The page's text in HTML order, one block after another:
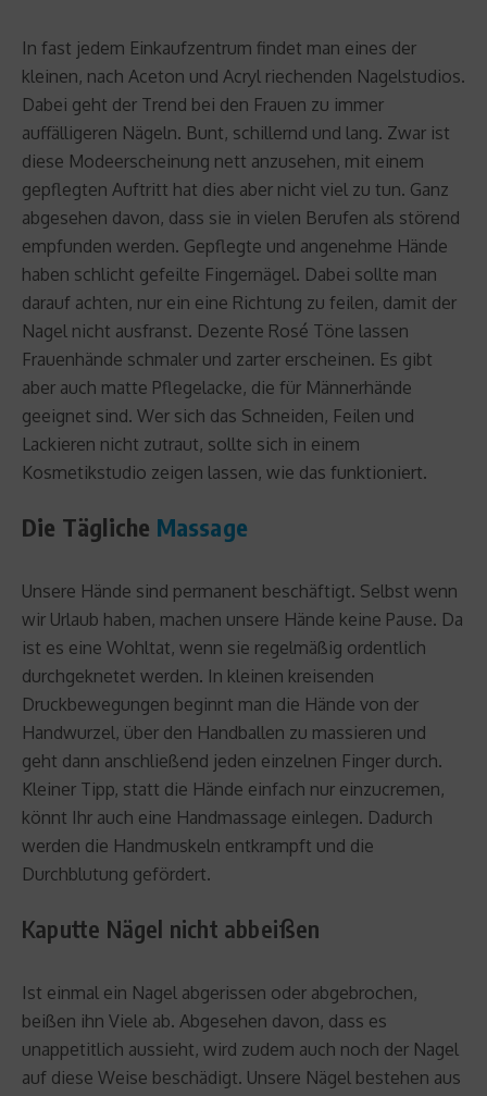
In fast jedem Einkaufzentrum findet man eines der
kleinen, nach Aceton und Acryl riechenden Nagelstudios.
Dabei geht der Trend bei den Frauen zu immer
auffälligeren Nägeln. Bunt, schillernd und lang. Zwar ist
diese Modeerscheinung nett anzusehen, mit einem
gepflegten Auftritt hat dies aber nicht viel zu tun. Ganz
abgesehen davon, dass sie in vielen Berufen als störend
empfunden werden. Gepflegte und angenehme Hände
haben schlicht gefeilte Fingernägel. Dabei sollte man
darauf achten, nur ein eine Richtung zu feilen, damit der
Nagel nicht ausfranst. Dezente Rosé Töne lassen
Frauenhände schmaler und zarter erscheinen. Es gibt
aber auch matte Pflegelacke, die für Männerhände
geeignet sind. Wer sich das Schneiden, Feilen und
Lackieren nicht zutraut, sollte sich in einem
Kosmetikstudio zeigen lassen, wie das funktioniert.
Die Tägliche Massage
Unsere Hände sind permanent beschäftigt. Selbst wenn
wir Urlaub haben, machen unsere Hände keine Pause. Da
ist es eine Wohltat, wenn sie regelmäßig ordentlich
durchgeknetet werden. In kleinen kreisenden
Druckbewegungen beginnt man die Hände von der
Handwurzel, über den Handballen zu massieren und
geht dann anschließend jeden einzelnen Finger durch.
Kleiner Tipp, statt die Hände einfach nur einzucremen,
könnt Ihr auch eine Handmassage einlegen. Dadurch
werden die Handmuskeln entkrampft und die
Durchblutung gefördert.
Kaputte Nägel nicht abbeißen
Ist einmal ein Nagel abgerissen oder abgebrochen,
beißen ihn Viele ab. Abgesehen davon, dass es
unappetitlich aussieht, wird zudem auch noch der Nagel
auf diese Weise beschädigt. Unsere Nägel bestehen aus